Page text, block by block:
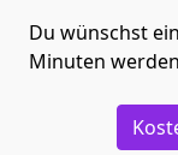
Du wünschst
Minuten